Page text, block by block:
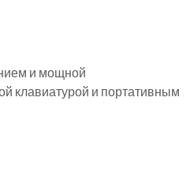
и мощной
клавиатурой и портативным